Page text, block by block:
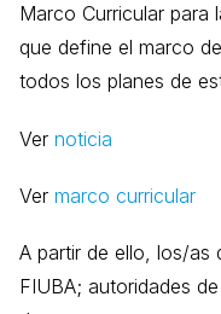
Marco Curricular para
que define el marco
todos los planes de
Ver noticia
Ver marco curricular
A partir de ello, los/as
FIUBA; autoridades